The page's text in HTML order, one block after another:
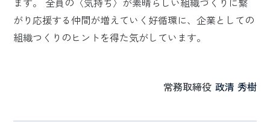
がり応援する仲間が増えていく好循環に、企業としての
組織つくりのヒントを得た気がしています。
常務取締役 政清 秀樹